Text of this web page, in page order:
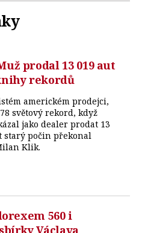
prodal 13 019 aut
rekordů
americkém prodejci,
světový rekord, když
jako dealer prodat 13
starý počin překonal
Klik.
560 i
Václava